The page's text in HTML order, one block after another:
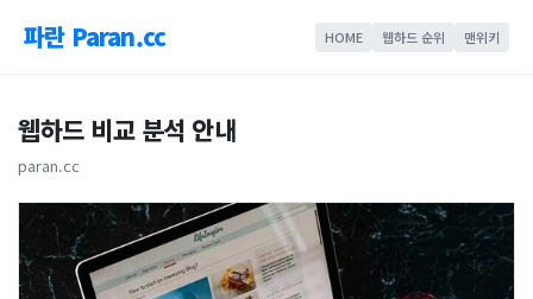
파란 Paran.cc HOME 웹하드 순위 맨위키
웹하드 비교 분석 안내
paran.cc